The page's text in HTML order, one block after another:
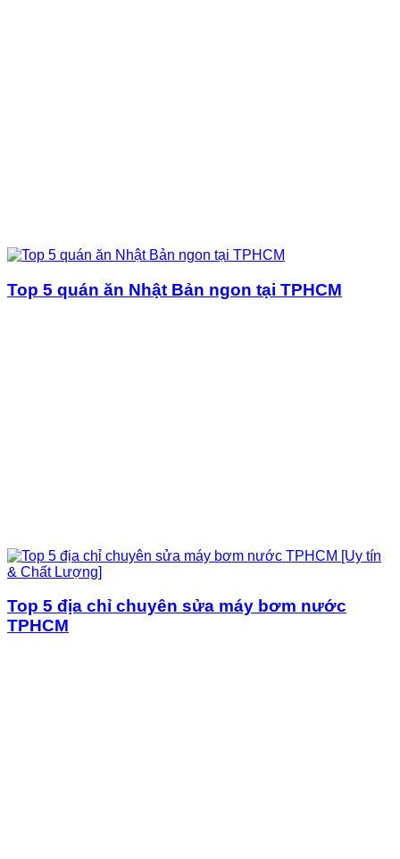
Top 5 quán ăn Nhật Bản ngon tại TPHCM
Top 5 địa chỉ chuyên sửa máy bơm nước
TPHCM